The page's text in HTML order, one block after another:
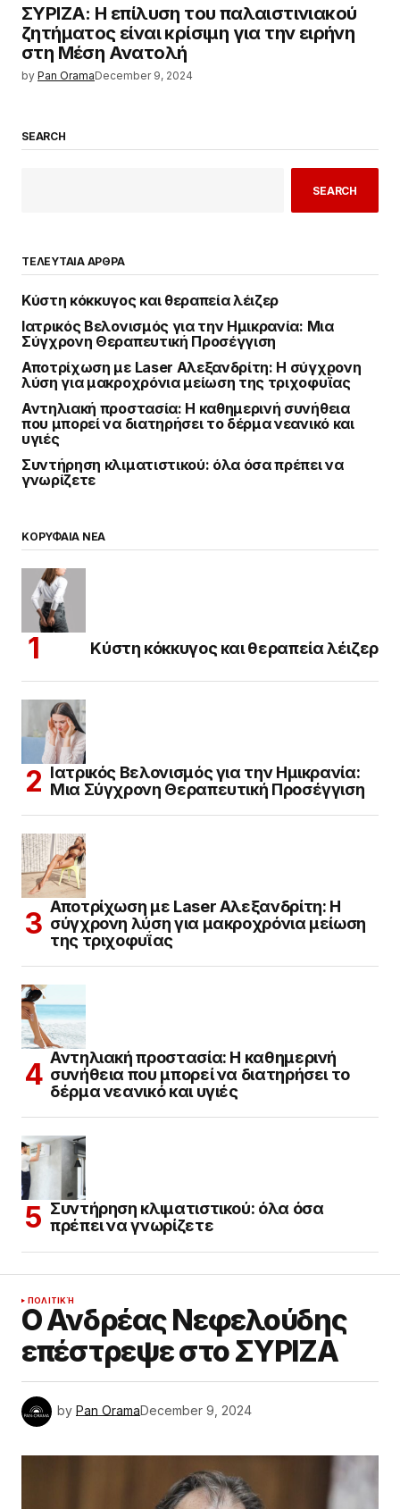
ΣΥΡΙΖΑ: Η επίλυση του παλαιστινιακού
ζητήματος είναι κρίσιμη για την ειρήνη
στη Μέση Ανατολή
by Pan OramaDecember 9, 2024
SEARCH
SEARCH
ΤΕΛΕΥΤΑΙΑ ΑΡΘΡΑ
Κύστη κόκκυγος και θεραπεία λέιζερ
Ιατρικός Βελονισμός για την Ημικρανία: Μια
Σύγχρονη Θεραπευτική Προσέγγιση
Αποτρίχωση με Laser Αλεξανδρίτη: Η σύγχρονη
λύση για μακροχρόνια μείωση της τριχοφυΐας
Αντηλιακή προστασία: Η καθημερινή συνήθεια
που μπορεί να διατηρήσει το δέρμα νεανικό και
υγιές
Συντήρηση κλιματιστικού: όλα όσα πρέπει να
γνωρίζετε
ΚΟΡΥΦΑΙΑ ΝΕΑ
Κύστη κόκκυγος και θεραπεία λέιζερ
Ιατρικός Βελονισμός για την Ημικρανία:
Μια Σύγχρονη Θεραπευτική Προσέγγιση
Αποτρίχωση με Laser Αλεξανδρίτη: Η
σύγχρονη λύση για μακροχρόνια μείωση
της τριχοφυΐας
Αντηλιακή προστασία: Η καθημερινή
συνήθεια που μπορεί να διατηρήσει το
δέρμα νεανικό και υγιές
Συντήρηση κλιματιστικού: όλα όσα
πρέπει να γνωρίζετε
ΠΟΛΙΤΙΚΉ
Ο Ανδρέας Νεφελούδης
επέστρεψε στο ΣΥΡΙΖΑ
by Pan OramaDecember 9, 2024